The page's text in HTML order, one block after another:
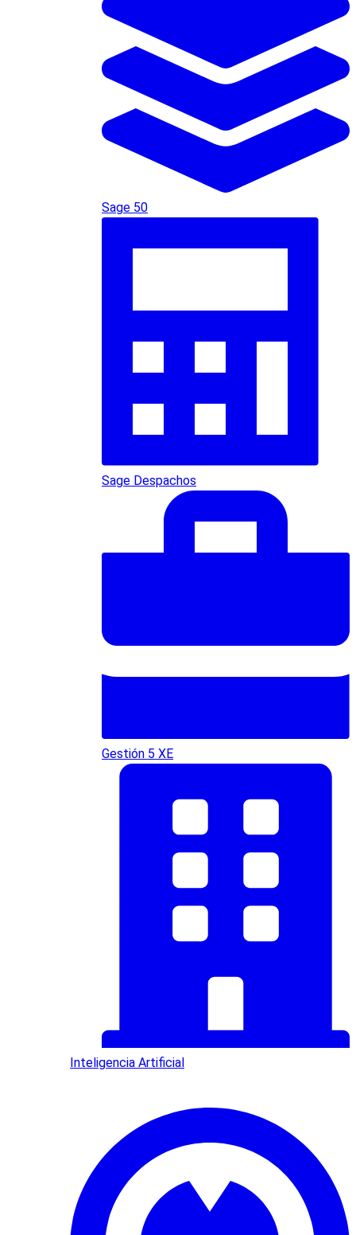
Sage 50
Sage Despachos
Gestión 5 XE
Inteligencia Artificial